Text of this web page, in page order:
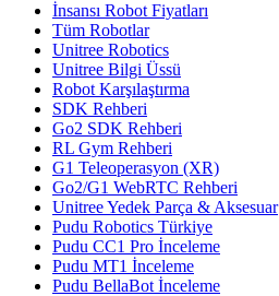
İnsansı Robot Fiyatları
Tüm Robotlar
Unitree Robotics
Unitree Bilgi Üssü
Robot Karşılaştırma
SDK Rehberi
Go2 SDK Rehberi
RL Gym Rehberi
G1 Teleoperasyon (XR)
Go2/G1 WebRTC Rehberi
Unitree Yedek Parça & Aksesuar
Pudu Robotics Türkiye
Pudu CC1 Pro İnceleme
Pudu MT1 İnceleme
Pudu BellaBot İnceleme